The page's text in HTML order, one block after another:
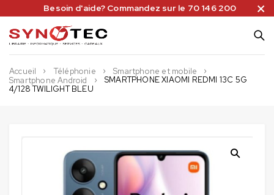
Besoin d'aide? Commandez sur le 70 146 200
Accueil Téléphonie
Smartphone et mobile
Smartphone Android
SMARTPHONE XIAOMI REDMI 13C 5G
4/128 TWILIGHT BLEU